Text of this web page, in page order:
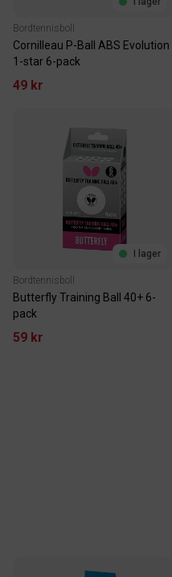
Bordtennisboll
Cornilleau P-Ball ABS Evolution
1-star 6-pack
49 kr
I lager
Bordtennisboll
Butterfly Training Ball 40+ 6-
pack
59 kr